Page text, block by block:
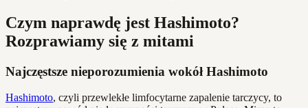
Czym naprawdę jest Hashimoto?
Rozprawiamy się z mitami
Najczęstsze nieporozumienia wokół Hashimoto
Hashimoto, czyli przewlekłe limfocytarne zapalenie tarczycy, to